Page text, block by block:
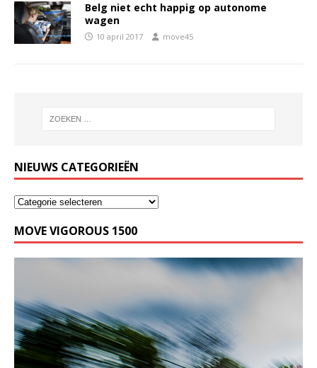
Belg niet echt happig op autonome
wagen
10 april 2017 move45
NIEUWS CATEGORIEËN
MOVE VIGOROUS 1500